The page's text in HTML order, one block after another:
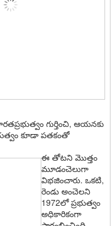
గుర్తించి, ఆయ‌న‌కు
కూడా ప‌త‌కంతో
ఈ తోట‌ని మొత్తం
మూడంచెలుగా
విభ‌జించారు. ఒక‌టి,
రెండు అంచెల‌ని
1972లో ప్ర‌భుత్వం
అధికారికంగా